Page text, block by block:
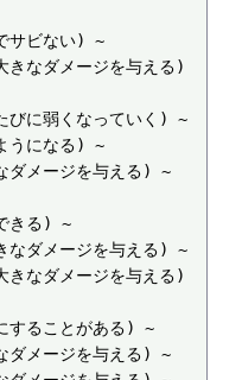
サビない) ~
きなダメージを与える)
びに弱くなっていく) ~
うになる) ~
ダメージを与える) ~
きる) ~
なダメージを与える) ~
きなダメージを与える)
することがある) ~
ダメージを与える) ~